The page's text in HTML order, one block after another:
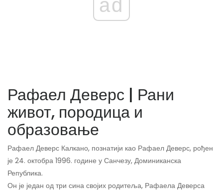
ad
Рафаел Деверс | Рани
живот, породица и
образовање
Рафаел Деверс Калкано, познатији као Рафаел Деверс, рођен
је 24. октобра 1996. године у Санчезу, Доминиканска
Република.
Он је један од три сина својих родитеља, Рафаела Деверса